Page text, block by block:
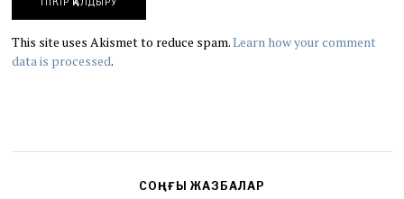
This site uses Akismet to reduce spam.Learn how your comment
data is processed.
СОҢҒЫ ЖАЗБАЛАР